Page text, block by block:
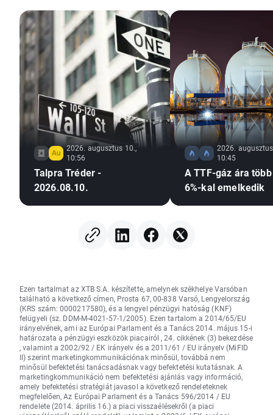
2026. augusztus 10.,
10:56
Talpra Tréder -
2026.08.10.
2026.
10:45
A TTF-gáz ára
6%-kal emelkedik
Ezen tartalmat az XTB S.A. készítette, amelynek székhelye Varsóban
található a következő címen, Prosta 67, 00-838 Varsó, Lengyelország
(KRS szám: 0000217580), és a lengyel pénzügyi hatóság (KNF)
felügyeli (sz. DDM-M-4021-57-1/2005). Ezen tartalom a 2014/65/EU
irányelvének, ami az Európai Parlament és a Tanács 2014. május 15-i
határozata a pénzügyi eszközök piacairól , 24. cikkének (3) bekezdése
, valamint a 2002/92 / EK irányelv és a 2011/61 / EU irányelv (MiFID
II) szerint marketingkommunikációnak minősül, továbbá nem
minősül befektetési tanácsadásnak vagy befektetési kutatásnak. A
marketingkommunikáció nem befektetési ajánlás vagy információ,
amely befektetési stratégiát javasol a következő rendeleteknek
megfelelően, Az Európai Parlament és a Tanács 596/2014 / EU
rendelete (2014. április 16.) a piaci visszaélésekről (a piaci